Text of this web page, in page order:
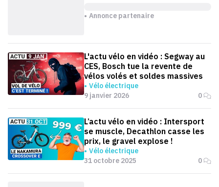
Annonce partenaire
L'actu vélo en vidéo : Segway au
CES, Bosch tue la revente de
vélos volés et soldes massives
Vélo électrique
9 janvier 2026
0
L’actu vélo en vidéo : Intersport
se muscle, Decathlon casse les
prix, le gravel explose !
Vélo électrique
31 octobre 2025
0